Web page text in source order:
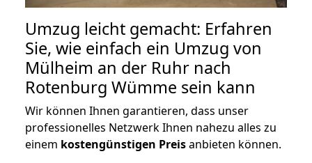
Umzug leicht gemacht: Erfahren
Sie, wie einfach ein Umzug von
Mülheim an der Ruhr nach
Rotenburg Wümme sein kann
Wir können Ihnen garantieren, dass unser
professionelles Netzwerk Ihnen nahezu alles zu
einem kostengünstigen Preisanbieten können.